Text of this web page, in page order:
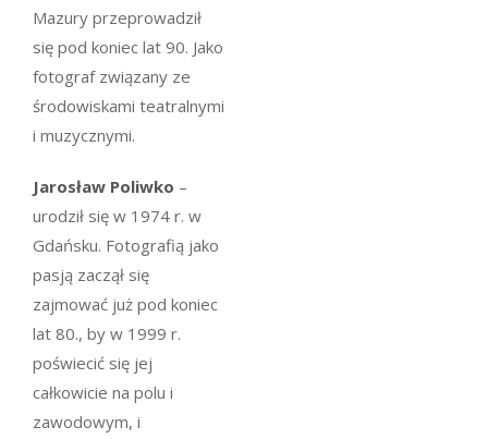
Mazury przeprowadził
się pod koniec lat 90. Jako
fotograf związany ze
środowiskami teatralnymi
i muzycznymi.
Jarosław Poliwko –
urodził się w 1974 r. w
Gdańsku. Fotografią jako
pasją zaczął się
zajmować już pod koniec
lat 80., by w 1999 r.
poświecić się jej
całkowicie na polu i
zawodowym, i